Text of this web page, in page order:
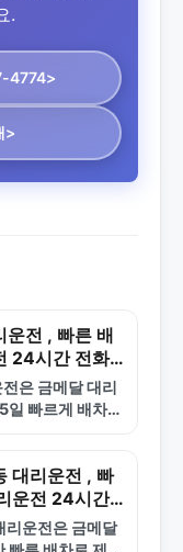
.
4774>
>
운전 , 빠른 배
24시간 전화
은 금메달 대리
빠르게 배차해
대리운전 , 빠
운전 24시간
리운전은 금메달